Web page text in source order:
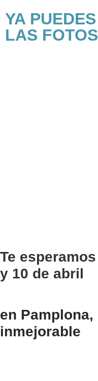
YA
LAS
Te
y 10 de abril
en Pamplona,
inmejorable